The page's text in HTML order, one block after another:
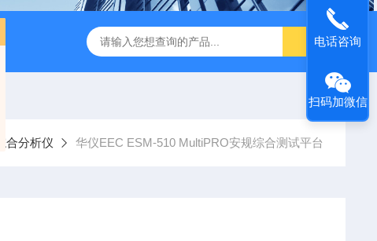
APS-7050E 交流电源 固纬 GSP-730 频谱分析仪 艾睿光电
综合分析仪 华仪EEC ESM-510 MultiPRO安规综合测试平台
电话咨询
扫码加微信